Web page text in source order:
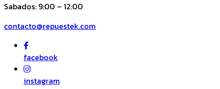
Sabados: 9:00 – 12:00
contacto@repuestek.com
facebook
instagram